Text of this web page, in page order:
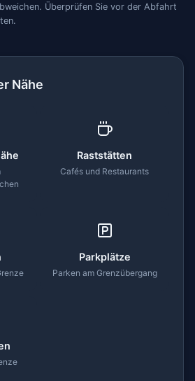
Überprüfen Sie vor der Abfahrt
Nähe
Raststätten
Cafés und Restaurants
Parkplätze
Parken am Grenzübergang